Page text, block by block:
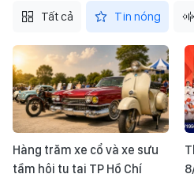
Tất cả Tin nóng
Hàng trăm xe cổ và xe sưu
tầm hội tụ tại TP Hồ Chí